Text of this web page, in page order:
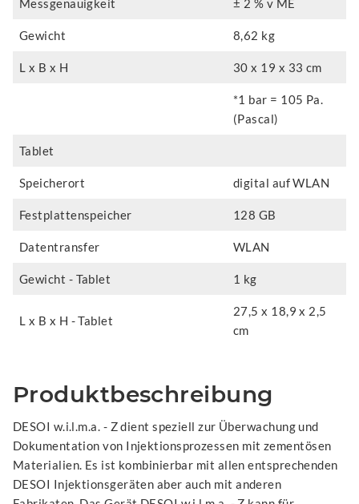
Messgenauigkeit ± 2 % v ME
Gewicht 8,62 kg
L x B x H 30 x 19 x 33 cm
*1 bar = 105 Pa.
(Pascal)
Tablet
Speicherort digital auf WLAN
Festplattenspeicher 128 GB
Datentransfer WLAN
Gewicht - Tablet 1 kg
L x B x H - Tablet
27,5 x 18,9 x 2,5
cm
Produktbeschreibung
DESOI w.i.l.m.a. - Z dient speziell zur Überwachung und
Dokumentation von Injektionsprozessen mit zementösen
Materialien. Es ist kombinierbar mit allen entsprechenden
DESOI Injektionsgeräten aber auch mit anderen